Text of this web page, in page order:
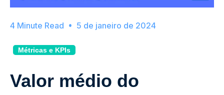
5 de janeiro de 2024
Métricas e KPIs
Valor médio do